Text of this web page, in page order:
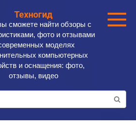
Техногид
сможете найти обзоры с
фото и отзывами
моделях
компьютерных
и оснащения: фото,
отзывы, видео